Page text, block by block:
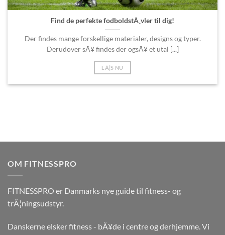
Find de perfekte fodboldstÃ¸vler til dig!
Der findes mange forskellige materialer, designs og typer.
Derudover sÃ¥ findes der ogsÃ¥ et utal [...]
LÃ¦S NU
OM FITNESSPRO
FITNESSPRO er Danmarks nye guide til fitness- og
trÃ¦ningsudstyr.
Danskerne elsker fitness - bÃ¥de i centre og derhjemme. Vi